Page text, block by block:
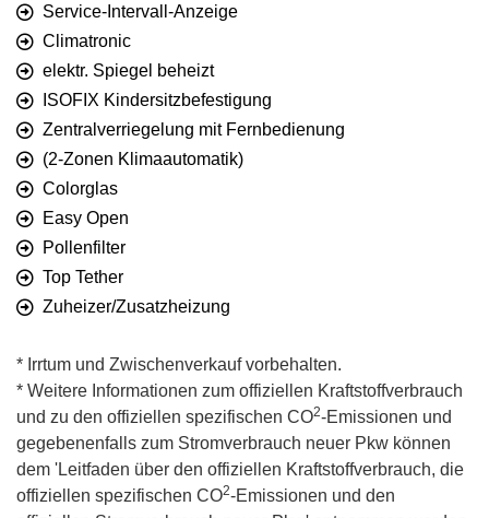
Service-Intervall-Anzeige
Climatronic
elektr. Spiegel beheizt
ISOFIX Kindersitzbefestigung
Zentralverriegelung mit Fernbedienung
(2-Zonen Klimaautomatik)
Colorglas
Easy Open
Pollenfilter
Top Tether
Zuheizer/Zusatzheizung
* Irrtum und Zwischenverkauf vorbehalten.
* Weitere Informationen zum offiziellen Kraftstoffverbrauch
und zu den offiziellen spezifischen CO2-Emissionen und
gegebenenfalls zum Stromverbrauch neuer Pkw können
dem 'Leitfaden über den offiziellen Kraftstoffverbrauch, die
offiziellen spezifischen CO2-Emissionen und den